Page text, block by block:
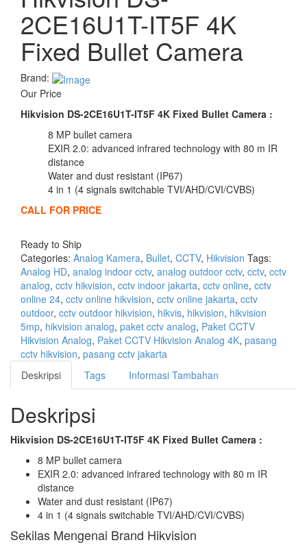
2CE16U1T-IT5F 4K
Fixed Bullet Camera
Brand:
Our Price
Hikvision DS-2CE16U1T-IT5F 4K Fixed Bullet Camera :
8 MP bullet camera
EXIR 2.0: advanced infrared technology with 80 m IR
distance
Water and dust resistant (IP67)
4 in 1 (4 signals switchable TVI/AHD/CVI/CVBS)
CALL FOR PRICE
Ready to Ship
Categories: Analog Kamera, Bullet, CCTV, Hikvision Tags:
Analog HD, analog indoor cctv, analog outdoor cctv, cctv, cctv
analog, cctv hikvision, cctv indoor jakarta, cctv online, cctv
online 24, cctv online hikvision, cctv online jakarta, cctv
outdoor, cctv outdoor hikvision, hikvis, hikvision, hikvision
5mp, hikvision analog, paket cctv analog, Paket CCTV
Hikvision Analog, Paket CCTV Hikvision Analog 4K, pasang
cctv hikvision, pasang cctv jakarta
Deskripsi
Tags Informasi Tambahan
Deskripsi
Hikvision DS-2CE16U1T-IT5F 4K Fixed Bullet Camera :
8 MP bullet camera
EXIR 2.0: advanced infrared technology with 80 m IR
distance
Water and dust resistant (IP67)
4 in 1 (4 signals switchable TVI/AHD/CVI/CVBS)
Sekilas Mengenai Brand Hikvision